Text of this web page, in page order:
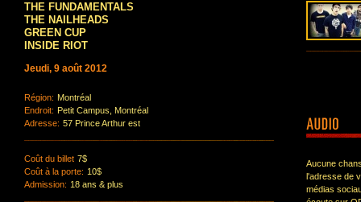
THE FUNDAMENTALS
THE NAILHEADS
GREEN CUP
INSIDE RIOT
Jeudi, 9 août 2012
Région: Montréal
Endroit: Petit Campus, Montréal
Adresse: 57 Prince Arthur est
Coût du billet 7$
Coût à la porte: 10$
Admission: 18 ans & plus
Aucune
l'adresse de
médias